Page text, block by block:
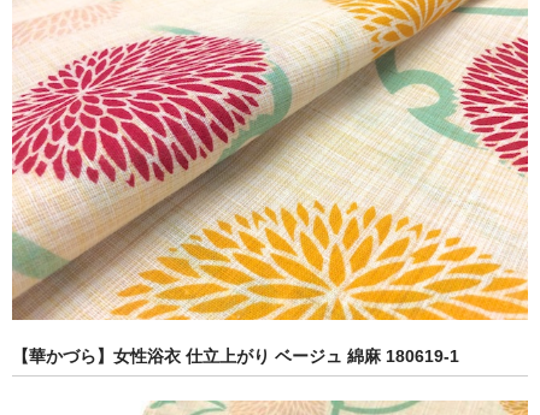
【華かづら】女性浴衣 仕立上がり ベージュ 綿麻 180619-1